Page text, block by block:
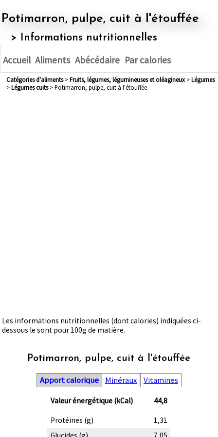
Potimarron, pulpe, cuit à l'étouffée
> Informations nutritionnelles
Accueil Aliments Abécédaire Par calories
Catégories d'aliments> fruits, légumes, légumineuses et oléagineux> légumes
> légumes cuits> Potimarron, pulpe, cuit à l'étouffée
Les informations nutritionnelles (dont calories) indiquées ci-
dessous le sont pour 100g de matière.
Potimarron, pulpe, cuit à l'étouffée
Apport calorique Minéraux Vitamines
Valeur énergétique (kCal) 44,8
Protéines (g)
1,31